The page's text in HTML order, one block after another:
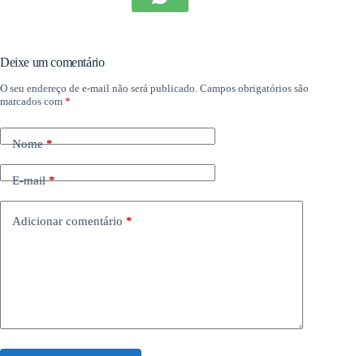
Deixe um comentário
O seu endereço de e-mail não será publicado. Campos obrigatórios são
marcados com *
Nome*
E-mail*
Adicionar comentário *